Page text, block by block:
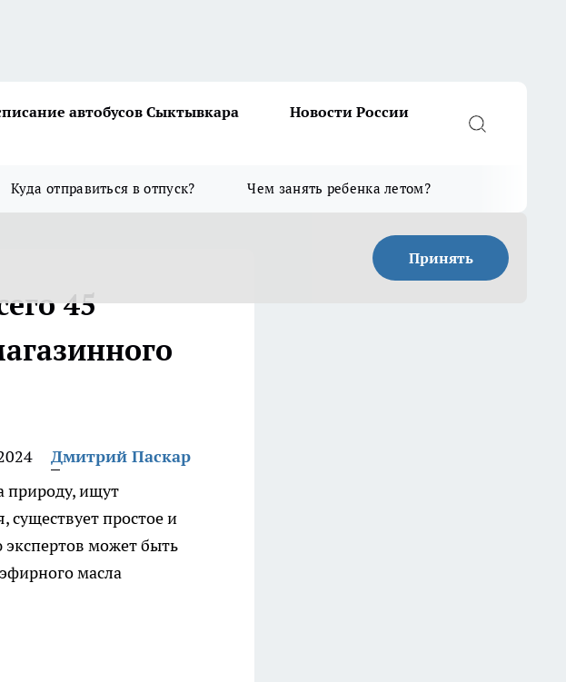
автобусов Сыктывкара
Новости России
Куда отправиться в отпуск? Чем занять ребенка летом?
Принять
45
Дмитрий Паскар
природу, ищут
простое и
экспертов может быть
масла